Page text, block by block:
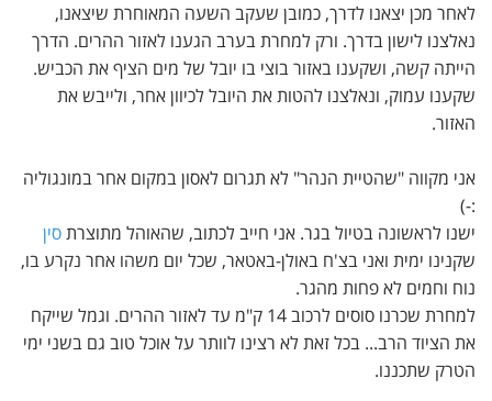
לאחר מכן יצאנו לדרך, כמובן שעקב השעה המאוחרת שיצאנו,
נאלצנו לישון בדרך. ורק למחרת בערב הגענו לאזור ההרים. הדרך
הייתה קשה, ושקענו באזור בוצי בו יובל של מים הציף את הכביש.
שקענו עמוק, ונאלצנו להטות את היובל לכיוון אחר, ולייבש את
האזור.
אני מקווה "שהטיית הנהר" לא תגרום לאסון במקום אחר במונגוליה
:-)
ישנו לראשונה בטיול בגר. אני חייב לכתוב, שהאוהל מתוצרתסין
שקנינו ימית ואני בצ'ח באולן-באטאר, שכל יום משהו אחר נקרע בו,
נוח וחמים לא פחות מהגר.
למחרת שכרנו סוסים לרכוב 14 ק"מ עד לאזור ההרים. וגמל שייקח
את הציוד הרב... בכל זאת לא רצינו לוותר על אוכל טוב גם בשני ימי
הטרק שתכננו.